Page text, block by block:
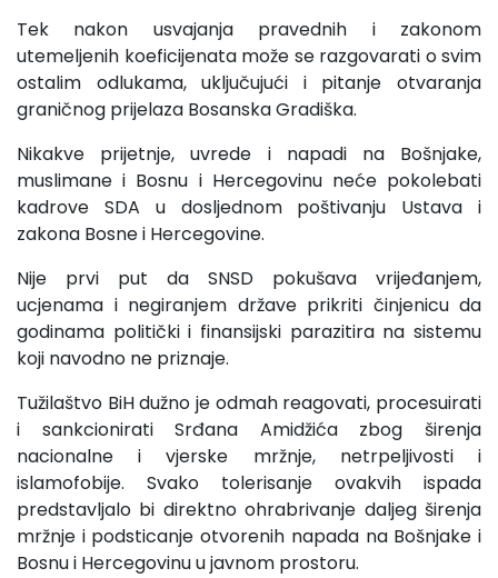
Tek nakon usvajanja pravednih i zakonom
utemeljenih koeficijenata može se razgovarati o svim
ostalim odlukama, uključujući i pitanje otvaranja
graničnog prijelaza Bosanska Gradiška.
Nikakve prijetnje, uvrede i napadi na Bošnjake,
muslimane i Bosnu i Hercegovinu neće pokolebati
kadrove SDA u dosljednom poštivanju Ustava i
zakona Bosne i Hercegovine.
Nije prvi put da SNSD pokušava vrijeđanjem,
ucjenama i negiranjem države prikriti činjenicu da
godinama politički i finansijski parazitira na sistemu
koji navodno ne priznaje.
Tužilaštvo BiH dužno je odmah reagovati, procesuirati
i sankcionirati Srđana Amidžića zbog širenja
nacionalne i vjerske mržnje, netrpeljivosti i
islamofobije. Svako tolerisanje ovakvih ispada
predstavljalo bi direktno ohrabrivanje daljeg širenja
mržnje i podsticanje otvorenih napada na Bošnjake i
Bosnu i Hercegovinu u javnom prostoru.